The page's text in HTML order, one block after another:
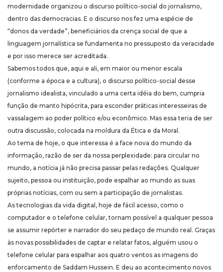
modernidade organizou o discurso político-social do jornalismo,
dentro das democracias. E o discurso nos fez uma espécie de
“donos da verdade”, beneficiários da crença social de que a
linguagem jornalística se fundamenta no pressuposto da veracidade
e por isso merece ser acreditada.
Sabemos todos que, aqui e ali, em maior ou menor escala
(conforme a época e a cultura), o discurso político-social desse
jornalismo idealista, vinculado a uma certa idéia do bem, cumpria
função de manto hipócrita, para esconder práticas interesseiras de
vassalagem ao poder político e/ou econômico. Mas essa teria de ser
outra discussão, colocada na moldura da Ética e da Moral.
Ao tema de hoje, o que interessa é a face nova do mundo da
informação, razão de ser da nossa perplexidade: para circular no
mundo, a notícia já não precisa passar pelas redações. Qualquer
sujeito, pessoa ou instituição, pode espalhar ao mundo as suas
próprias notícias, com ou sem a participação de jornalistas.
As tecnologias da vida digital, hoje de fácil acesso, como o
computador e o telefone celular, tornam possível a qualquer pessoa
se assumir repórter e narrador do seu pedaço de mundo real. Graças
às novas possibilidades de captar e relatar fatos, alguém usou o
telefone celular para espalhar aos quatro ventos as imagens do
enforcamento de Saddam Hussein. E deu ao acontecimento novos